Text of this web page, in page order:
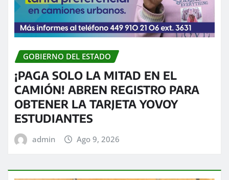
GOBIERNO DEL ESTADO
¡PAGA SOLO LA MITAD EN EL
CAMIÓN! ABREN REGISTRO PARA
OBTENER LA TARJETA YOVOY
ESTUDIANTES
admin Ago 9, 2026